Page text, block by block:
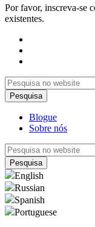
Por favor, inscreva-se
existentes.
Blogue
Sobre nós
English
Russian
Spanish
Portuguese